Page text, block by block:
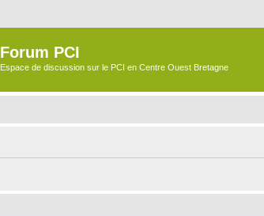
Forum PCI
Espace de discussion sur le PCI en Centre Ouest Bretagne